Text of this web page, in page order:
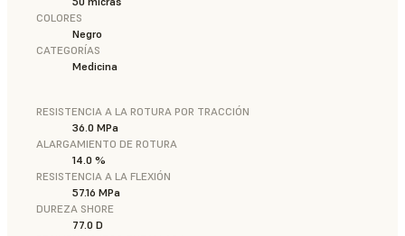
COLORES
Negro
CATEGORÍAS
Medicina
RESISTENCIA A LA ROTURA POR TRACCIÓN
36.0 MPa
ALARGAMIENTO DE ROTURA
14.0 %
RESISTENCIA A LA FLEXIÓN
57.16 MPa
DUREZA SHORE
77.0 D